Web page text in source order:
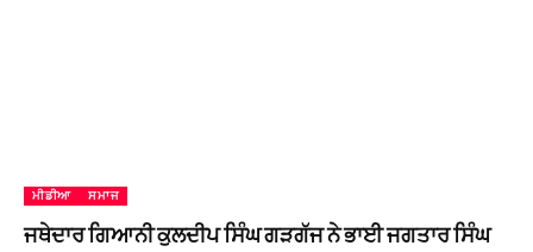
ਮੀਡੀਆ ਸਮਾਜ
ਜਥੇਦਾਰ ਗਿਆਨੀ ਕੁਲਦੀਪ ਸਿੰਘ ਗੜਗੱਜ ਨੇ ਭਾਈ ਜਗਤਾਰ ਸਿੰਘ